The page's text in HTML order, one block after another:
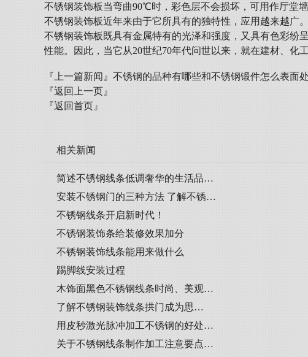
不锈钢装饰板当弯曲90℃时，彩色层不会损坏，可用作厅堂
不锈钢装饰板近年来由于它所具有的独特性，应用越来越广
不锈钢装饰板既具有金属特有的光泽和强度，又具有色彩纷
性能。因此，当它从20世纪70年代问世以来，就在建材、化
『上一篇新闻』 不锈钢的品种有哪些和不锈钢锻件怎么表面
『返回上一页』
『返回首页』
相关新闻
简述不锈钢线条低调奢华的生活品…
安装不锈钢门的三种方法 了解不锈…
不锈钢线条开启新时代！
不锈钢装饰条给装修效果加分
不锈钢装饰线条能用来做什么
踢脚线安装过程
木饰面黑色不锈钢线条时尚、美观…
了解​不锈钢装饰线条拱门成为思…
用皮秒激光脉冲加工不锈钢的好处…
关于不锈钢线条制作加工注意要点…